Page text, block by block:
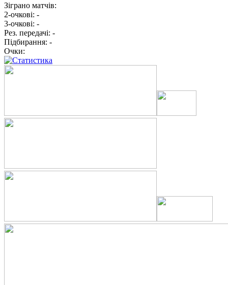
Зіграно матчів:
2-очкові: -
3-очкові: -
Рез. передачі: -
Підбирання: -
Очки: